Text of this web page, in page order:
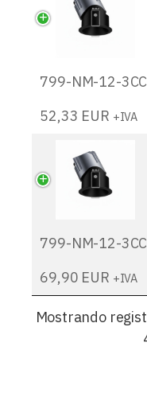
799-NM-12-
52,33 EUR +IVA
799-NM-12-
69,90 EUR +IVA
Mostrando